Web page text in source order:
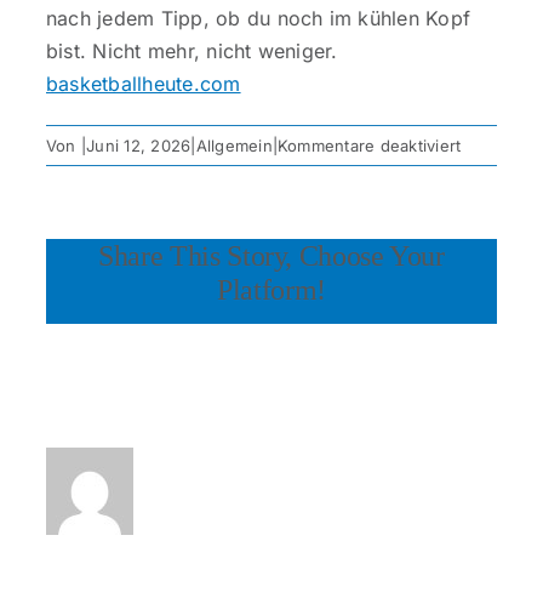
nach jedem Tipp, ob du noch im kühlen Kopf
bist. Nicht mehr, nicht weniger.
basketballheute.com
Von |Juni 12, 2026 Allgemein Kommentare deaktiviertfür
Share This Story, Choose Your
Platform!